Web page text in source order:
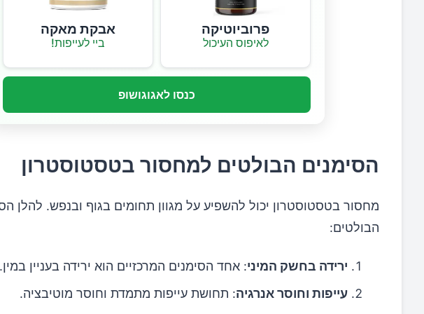
פרוביוטיקה
לאיפוס העיכול
אבקת מאקה
ביי לעייפות!
כנסו לאגוגושופ
הסימנים הבולטים למחסור בטסטוסטרון
מחסור בטסטוסטרון יכול להשפיע על מגוון תחומים בגוף ובנפש. להלן
הבולטים:
ירידה בחשק המיני: אחד הסימנים המרכזיים הוא ירידה בעניין במין.
עייפות וחוסר אנרגיה: תחושת עייפות מתמדת וחוסר מוטיבציה.